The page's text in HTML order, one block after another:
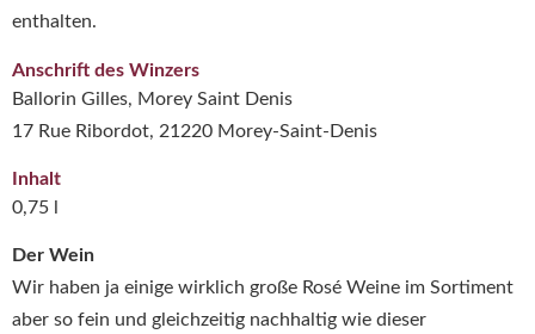
Der Wein
Wir haben ja einige wirklich große Rosé Weine im Sortiment
aber so fein und gleichzeitig nachhaltig wie dieser
enthalten.
Anschrift des Winzers
Ballorin Gilles, Morey Saint Denis
17 Rue Ribordot, 21220 Morey-Saint-Denis
Inhalt
0,75 l